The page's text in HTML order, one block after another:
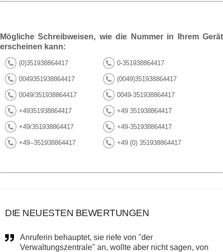
Mögliche Schreibweisen, wie die Nummer in Ihrem Gerät
erscheinen kann:
(0)351938864417 0-351938864417
0049351938864417 (0049)351938864417
0049/351938864417 0049-351938864417
+49351938864417 +49 351938864417
+49/351938864417 +49-351938864417
+49--351938864417 +49 (0) 351938864417
DIE NEUESTEN BEWERTUNGEN
Anruferin behauptet, sie riefe von "der
Verwaltungszentrale" an, wollte aber nicht sagen, von